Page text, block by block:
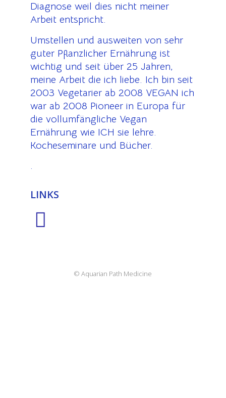
Diagnose weil dies nicht meiner
Arbeit entspricht.
Umstellen und ausweiten von sehr
guter Pflanzlicher Ernährung ist
wichtig und seit über 25 Jahren,
meine Arbeit die ich liebe. Ich bin seit
2003 Vegetarier ab 2008 VEGAN ich
war ab 2008 Pioneer in Europa für
die vollumfängliche Vegan
Ernährung wie ICH sie lehre.
Kocheseminare und Bücher.
.
LINKS
© Aquarian Path Medicine